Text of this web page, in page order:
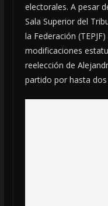
electorales. A pesar
Sala Superior del
la Federación
modificaciones
reelección de
partido por hasta